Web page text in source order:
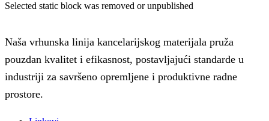
Selected static block was removed or unpublished
Naša vrhunska linija kancelarijskog materijala pruža
pouzdan kvalitet i efikasnost, postavljajući standarde u
industriji za savršeno opremljene i produktivne radne
prostore.